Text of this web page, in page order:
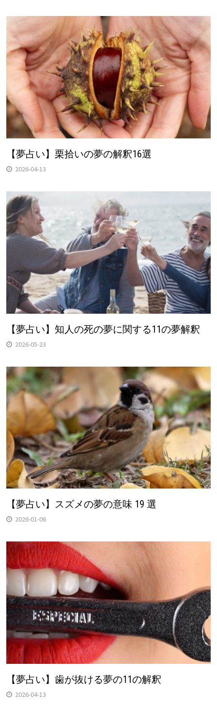
【夢占い】栗拾いの夢の解釈16選
2026-04-13
【夢占い】知人の死の夢に関する11の夢解釈
2026-05-23
【夢占い】スズメの夢の意味 19 選
2026-01-06
【夢占い】歯が抜ける夢の11の解釈
2026-04-13